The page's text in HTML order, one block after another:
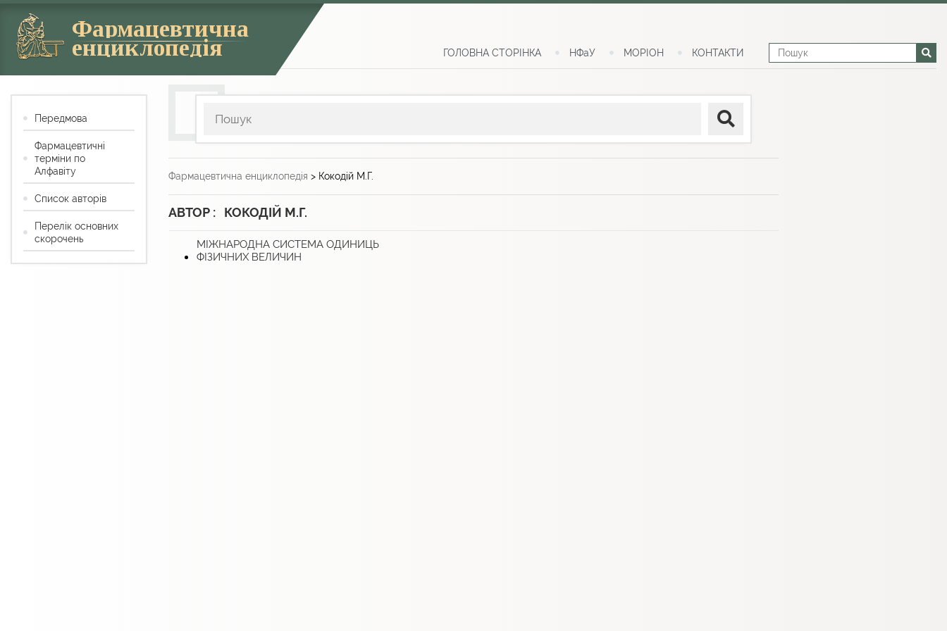
Фармацевтична
енциклопедія ГОЛОВНА СТОРІНКА НФаУ МОРІОН КОНТАКТИ
Фармацевтична енциклопедія > Кокодій М.Г.
АВТОР : КОКОДІЙ М.Г.
МІЖНАРОДНА СИСТЕМА ОДИНИЦЬ
ФІЗИЧНИХ ВЕЛИЧИН
Передмова
Фармацевтичні
терміни по
Алфавіту
Список авторів
Перелік основних
скорочень